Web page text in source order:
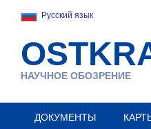
Русский язык
НАУЧНОЕ ОБОЗРЕНИЕ
ДОКУМЕНТЫ